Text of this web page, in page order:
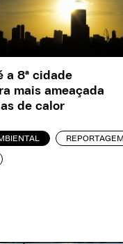
a 8ª cidade
mais ameaçada
de calor
REPORTAGEM